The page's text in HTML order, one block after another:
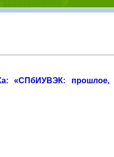
«СПбИУВЭК: прошлое,